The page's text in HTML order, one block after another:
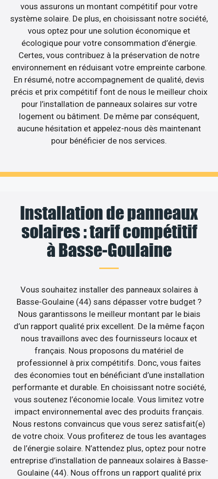
vous assurons un montant compétitif pour votre
système solaire. De plus, en choisissant notre société,
vous optez pour une solution économique et
écologique pour votre consommation d’énergie.
Certes, vous contribuez à la préservation de notre
environnement en réduisant votre empreinte carbone.
En résumé, notre accompagnement de qualité, devis
précis et prix compétitif font de nous le meilleur choix
pour l’installation de panneaux solaires sur votre
logement ou bâtiment. De même par conséquent,
aucune hésitation et appelez-nous dès maintenant
pour bénéficier de nos services.
Installation de panneaux
solaires : tarif compétitif
à Basse-Goulaine
Vous souhaitez installer des panneaux solaires à
Basse-Goulaine (44) sans dépasser votre budget ?
Nous garantissons le meilleur montant par le biais
d’un rapport qualité prix excellent. De la même façon
nous travaillons avec des fournisseurs locaux et
français. Nous proposons du matériel de
professionnel à prix compétitifs. Donc, vous faites
des économies tout en bénéficiant d’une installation
performante et durable. En choisissant notre société,
vous soutenez l’économie locale. Vous limitez votre
impact environnemental avec des produits français.
Nous restons convaincus que vous serez satisfait(e)
de votre choix. Vous profiterez de tous les avantages
de l’énergie solaire. N’attendez plus, optez pour notre
entreprise d’installation de panneaux solaires à Basse-
Goulaine (44). Nous offrons un rapport qualité prix